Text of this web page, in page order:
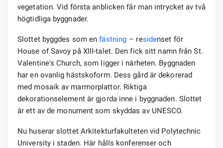
vegetation. Vid första anblicken får man intrycket av två
högtidliga byggnader.
Slottet byggdes som enfästning – residenset för
House of Savoy på XIII-talet. Den fick sitt namn från St.
Valentine's Church, som ligger i närheten. Byggnaden
har en ovanlig hästskoform. Dess gård är dekorerad
med mosaik av marmorplattor. Riktiga
dekorationselement är gjorda inne i byggnaden. Slottet
är ett av de monument som skyddas av UNESCO.
Nu huserar slottet Arkitekturfakulteten vid Polytechnic
University i staden. Här hålls konferenser och